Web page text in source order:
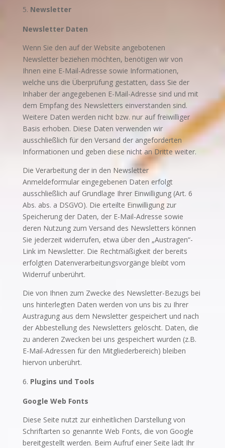
Newsletter
Newsletter Daten
Wenn Sie den auf der Website angebotenen
Newsletter beziehen möchten, benötigen wir von
Ihnen eine E-Mail-Adresse sowie Informationen,
welche uns die Überprüfung gestatten, dass Sie der
Inhaber der angegebenen E-Mail-Adresse sind und mit
dem Empfang des Newsletters einverstanden sind.
Weitere Daten werden nicht bzw. nur auf freiwilliger
Basis erhoben. Diese Daten verwenden wir
ausschließlich für den Versand der angeforderten
Informationen und geben diese nicht an Dritte weiter.
Die Verarbeitung der in den Newsletter
Anmeldeformular eingegebenen Daten erfolgt
ausschließlich auf Grundlage Ihrer Einwilligung (Art. 6
Abs. abs. a DSGVO). Die erteilte Einwilligung zur
Speicherung der Daten, der E-Mail-Adresse sowie
deren Nutzung zum Versand des Newsletters können
Sie jederzeit widerrufen, etwa über den „Austragen“-
Link im Newsletter. Die Rechtmäßigkeit der bereits
erfolgten Datenverarbeitungsvorgänge bleibt vom
Widerruf unberührt.
Die von Ihnen zum Zwecke des Newsletter-Bezugs bei
uns hinterlegten Daten werden von uns bis zu Ihrer
Austragung aus dem Newsletter gespeichert und nach
der Abbestellung des Newsletters gelöscht. Daten, die
zu anderen Zwecken bei uns gespeichert wurden (z.B.
E-Mail-Adressen für den Mitgliederbereich) bleiben
hiervon unberührt.
Plugins und Tools
Google Web Fonts
Diese Seite nutzt zur einheitlichen Darstellung von
Schriftarten so genannte Web Fonts, die von Google
bereitgestellt werden. Beim Aufruf einer Seite lädt Ihr